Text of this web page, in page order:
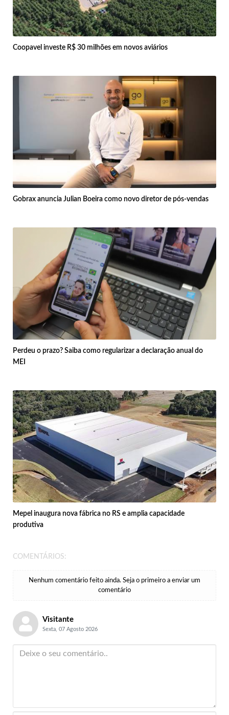
Coopavel investe R$ 30 milhões em novos aviários
Gobrax anuncia Julian Boeira como novo diretor de pós-vendas
Perdeu o prazo? Saiba como regularizar a declaração anual do
MEI
Mepel inaugura nova fábrica no RS e amplia capacidade
produtiva
COMENTÁRIOS:
Nenhum comentário feito ainda. Seja o primeiro a enviar um
comentário
Visitante
Sexta, 07 Agosto 2026